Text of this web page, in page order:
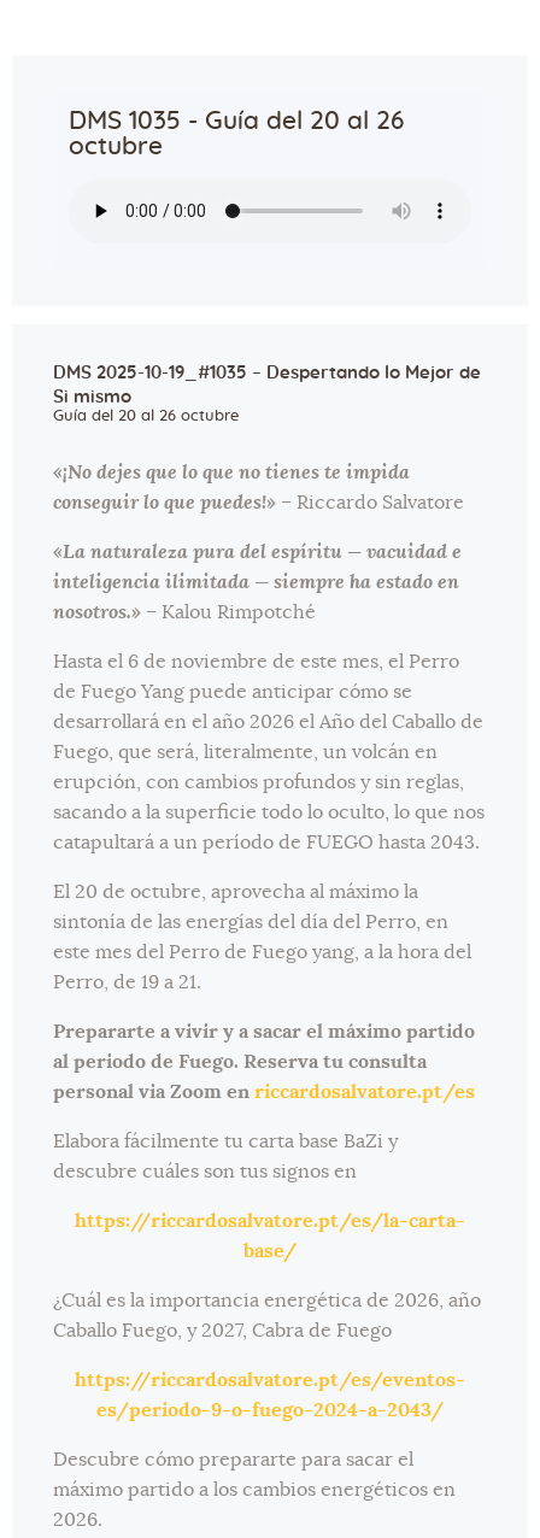
DMS 1035 - Guía del 20 al 26
octubre
DMS 2025-10-19_#1035 – Despertando lo Mejor de
Si mismo
Guía del 20 al 26 octubre
«¡No dejes que lo que no tienes te impida
conseguir lo que puedes!» – Riccardo Salvatore
«La naturaleza pura del espíritu — vacuidad e
inteligencia ilimitada — siempre ha estado en
nosotros.» – Kalou Rimpotché
Hasta el 6 de noviembre de este mes, el Perro
de Fuego Yang puede anticipar cómo se
desarrollará en el año 2026 el Año del Caballo de
Fuego, que será, literalmente, un volcán en
erupción, con cambios profundos y sin reglas,
sacando a la superficie todo lo oculto, lo que nos
catapultará a un período de FUEGO hasta 2043.
El 20 de octubre, aprovecha al máximo la
sintonía de las energías del día del Perro, en
este mes del Perro de Fuego yang, a la hora del
Perro, de 19 a 21.
Prepararte a vivir y a sacar el máximo partido
al periodo de Fuego. Reserva tu consulta
personal via Zoom enriccardosalvatore.pt/es
Elabora fácilmente tu carta base BaZi y
descubre cuáles son tus signos en
https://riccardosalvatore.pt/es/la-carta-
base/
¿Cuál es la importancia energética de 2026, año
Caballo Fuego, y 2027, Cabra de Fuego
https://riccardosalvatore.pt/es/eventos-
es/periodo-9-o-fuego-2024-a-2043/
Descubre cómo prepararte para sacar el
máximo partido a los cambios energéticos en
2026.